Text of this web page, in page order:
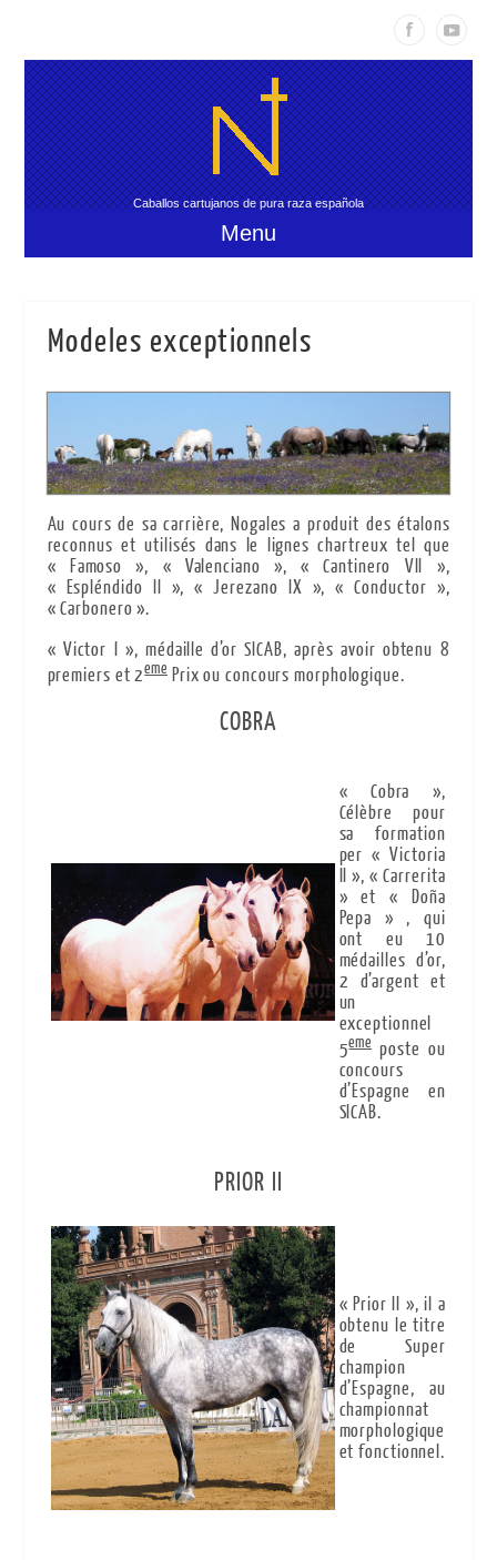
Caballos cartujanos de pura raza española
Menu
Modeles exceptionnels
Au cours de sa carrière, Nogales a produit des étalons
reconnus et utilisés dans le lignes chartreux tel que
« Famoso », « Valenciano », « Cantinero VII »,
« Espléndido II », « Jerezano IX », « Conductor »,
« Carbonero ».
« Victor I », médaille d’or SICAB, après avoir obtenu 8
premiers et 2emePrix ou concours morphologique.
COBRA
« Cobra »,
Célèbre pour
sa formation
per « Victoria
II », « Carrerita
» et « Doña
Pepa » , qui
ont eu 10
médailles d’or,
2 d’argent et
un
exceptionnel
5emeposte ou
concours
d’Espagne en
SICAB.
PRIOR II
« Prior II », il a
obtenu le titre
de Super
champion
d’Espagne, au
championnat
morphologique
et fonctionnel.